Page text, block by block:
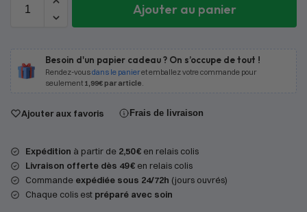
Ajouter au panier
Besoin d'un papier cadeau ? On s’occupe de tout !
Rendez-vousdans le panieret emballez votre commande pour
seulement 1,99€ par article
Ajouter aux favoris Frais de livraison
Expédition à partir de 2,50 € en relais colis
Livraison offerte dès 49 € en relais colis
Commande expédiée sous 24/72h (jours ouvrés)
Chaque colis est préparé avec soin